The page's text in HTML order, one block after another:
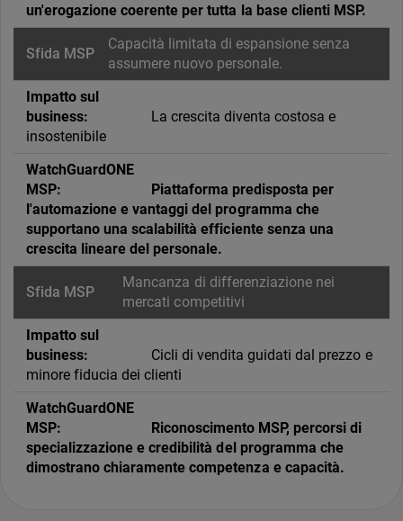
un'erogazione coerente per tutta la base clienti MSP.
Capacità limitata di espansione senza
assumere nuovo personale.
La crescita diventa costosa e
insostenibile
Piattaforma predisposta per
l'automazione e vantaggi del programma che
supportano una scalabilità efficiente senza una
crescita lineare del personale.
Mancanza di differenziazione nei
mercati competitivi
Cicli di vendita guidati dal prezzo e
minore fiducia dei clienti
Riconoscimento MSP, percorsi di
specializzazione e credibilità del programma che
dimostrano chiaramente competenza e capacità.